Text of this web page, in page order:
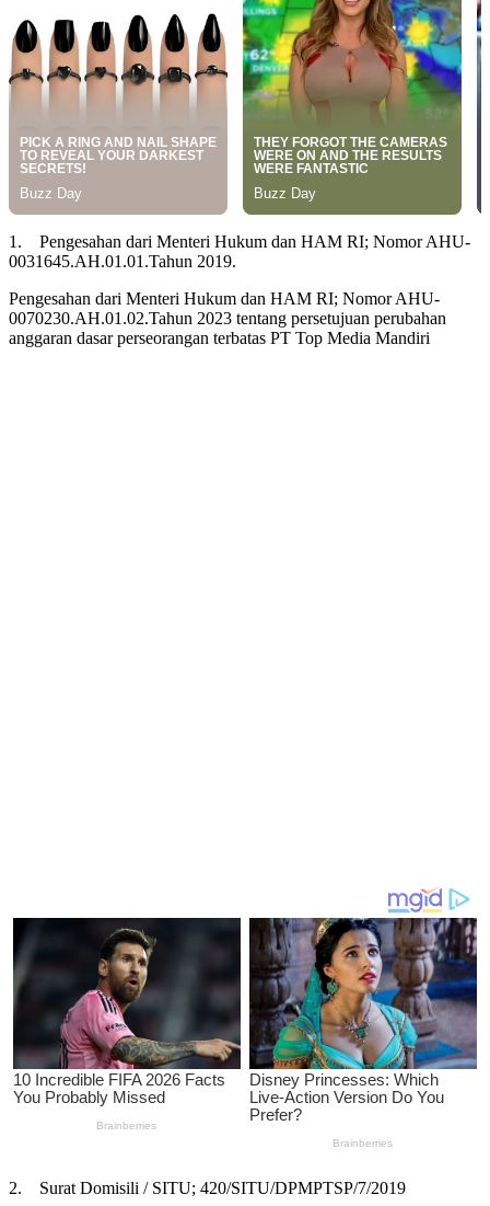
1. Pengesahan dari Menteri Hukum dan HAM RI; Nomor AHU-
0031645.AH.01.01.Tahun 2019.
Pengesahan dari Menteri Hukum dan HAM RI; Nomor AHU-
0070230.AH.01.02.Tahun 2023 tentang persetujuan perubahan
anggaran dasar perseorangan terbatas PT Top Media Mandiri
2. Surat Domisili / SITU; 420/SITU/DPMPTSP/7/2019